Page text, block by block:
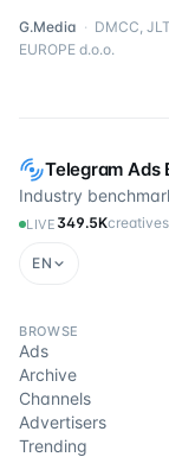
Telegram Ads
Industry
LIVE 349.5Kcreatives
EN
BROWSE
Ads
Archive
Channels
Advertisers
Trending
G.Media · DMCC,
EUROPE d.o.o.